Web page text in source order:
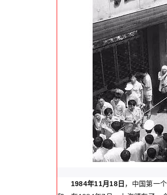
1984年11月18日 ，中国第一个